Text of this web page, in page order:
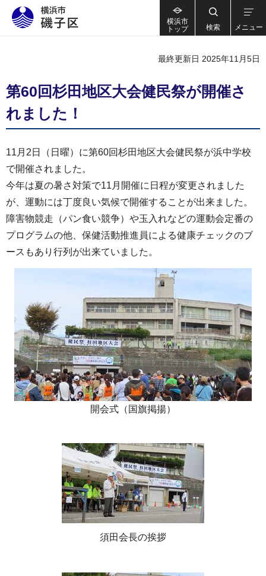
横浜市
トップ
検索 メニュー
最終更新日 2025年11月5日
第60回杉田地区大会健民祭が開催さ
れました！
11月2日（日曜）に第60回杉田地区大会健民祭が浜中学校
で開催されました。
今年は夏の暑さ対策で11月開催に日程が変更されました
が、運動には丁度良い気候で開催することが出来ました。
障害物競走（パン食い競争）や玉入れなどの運動会定番の
プログラムの他、保健活動推進員による健康チェックのブ
ースもあり行列が出来ていました。
開会式（国旗掲揚）
須田会長の挨拶